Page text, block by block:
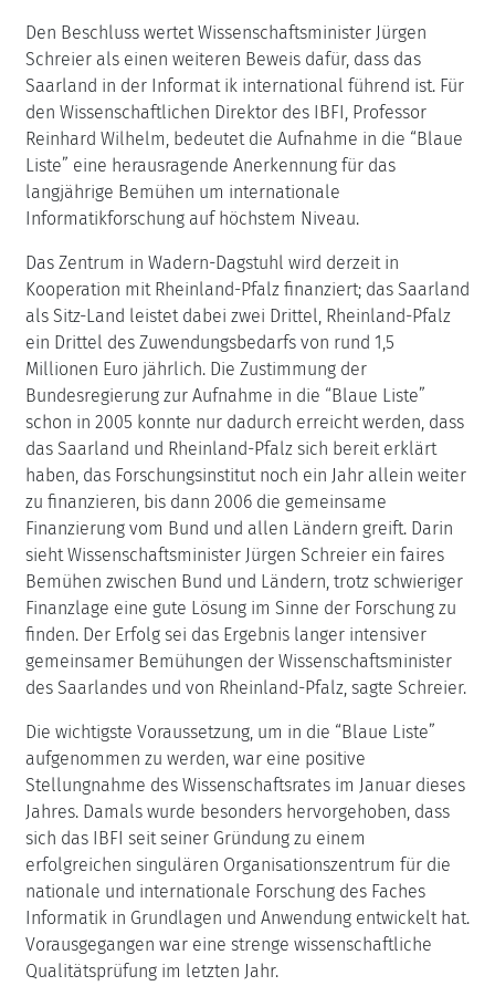
Den Beschluss wertet Wissenschaftsminister Jürgen
Schreier als einen weiteren Beweis dafür, dass das
Saarland in der Informat ik international führend ist. Für
den Wissenschaftlichen Direktor des IBFI, Professor
Reinhard Wilhelm, bedeutet die Aufnahme in die “Blaue
Liste” eine herausragende Anerkennung für das
langjährige Bemühen um internationale
Informatikforschung auf höchstem Niveau.
Das Zentrum in Wadern-Dagstuhl wird derzeit in
Kooperation mit Rheinland-Pfalz finanziert; das Saarland
als Sitz-Land leistet dabei zwei Drittel, Rheinland-Pfalz
ein Drittel des Zuwendungsbedarfs von rund 1,5
Millionen Euro jährlich. Die Zustimmung der
Bundesregierung zur Aufnahme in die “Blaue Liste”
schon in 2005 konnte nur dadurch erreicht werden, dass
das Saarland und Rheinland-Pfalz sich bereit erklärt
haben, das Forschungsinstitut noch ein Jahr allein weiter
zu finanzieren, bis dann 2006 die gemeinsame
Finanzierung vom Bund und allen Ländern greift. Darin
sieht Wissenschaftsminister Jürgen Schreier ein faires
Bemühen zwischen Bund und Ländern, trotz schwieriger
Finanzlage eine gute Lösung im Sinne der Forschung zu
finden. Der Erfolg sei das Ergebnis langer intensiver
gemeinsamer Bemühungen der Wissenschaftsminister
des Saarlandes und von Rheinland-Pfalz, sagte Schreier.
Die wichtigste Voraussetzung, um in die “Blaue Liste”
aufgenommen zu werden, war eine positive
Stellungnahme des Wissenschaftsrates im Januar dieses
Jahres. Damals wurde besonders hervorgehoben, dass
sich das IBFI seit seiner Gründung zu einem
erfolgreichen singulären Organisationszentrum für die
nationale und internationale Forschung des Faches
Informatik in Grundlagen und Anwendung entwickelt hat.
Vorausgegangen war eine strenge wissenschaftliche
Qualitätsprüfung im letzten Jahr.